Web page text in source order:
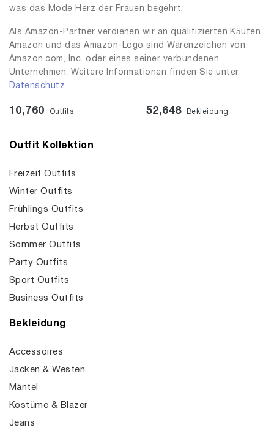
was das Mode Herz der Frauen begehrt.
Als Amazon-Partner verdienen wir an qualifizierten Käufen.
Amazon und das Amazon-Logo sind Warenzeichen von
Amazon.com, Inc. oder eines seiner verbundenen
Unternehmen. Weitere Informationen finden Sie unter
Datenschutz
10,760 Outfits 52,648 Bekleidung
Outfit Kollektion
Freizeit Outfits
Winter Outfits
Frühlings Outfits
Herbst Outfits
Sommer Outfits
Party Outfits
Sport Outfits
Business Outfits
Bekleidung
Accessoires
Jacken & Westen
Mäntel
Kostüme & Blazer
Jeans